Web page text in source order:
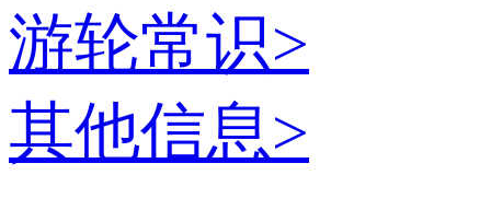
游轮常识>
其他信息>